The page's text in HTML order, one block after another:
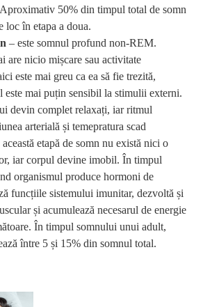
50% din timpul total de somn
loc în etapa a doua.
– este somnul profund non-REM.
are nicio mișcare sau activitate
este mai greu ca ea să fie trezită,
este mai puțin sensibil la stimulii externi.
devin complet relaxați, iar ritmul
arterială și temepratura scad
etapă de somn nu există nici o
iar corpul devine imobil. În timpul
organismul produce hormoni de
funcțiile sistemului imunitar, dezvoltă și
și acumulează necesarul de energie
În timpul somnului unui adult,
între 5 și 15% din somnul total.